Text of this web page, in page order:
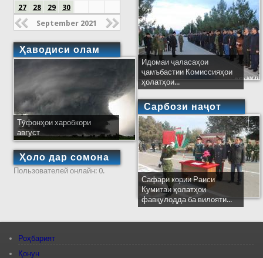
27
28 29 30
September 2021
Ҳаводиси олам
Тӯфонҳои харобкори
август
Ҳоло дар сомона
Пользователей онлайн: 0.
Идомаи ҷаласаҳои
ҷамъбастии Комиссияҳои
ҳолатҳои...
Сарбози наҷот
Сафари кории Раиси
Кумитаи ҳолатҳои
фавқулодда ба вилояти...
Роҳбарият
Қонун